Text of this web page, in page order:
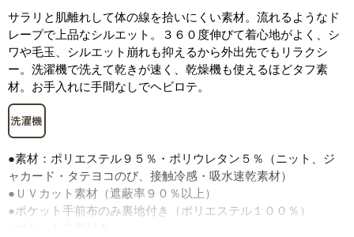
サラリと肌離れして体の線を拾いにくい素材。流れるようなド
レープで上品なシルエット。３６０度伸びて着心地がよく、シ
ワや毛玉、シルエット崩れも抑えるから外出先でもリラクシ
ー。洗濯機で洗えて乾きが速く、乾燥機も使えるほどタフ素
材。お手入れに手間なしでヘビロテ。
●素材：ポリエステル９５％・ポリウレタン５％（ニット、ジ
ャカード・タテヨコのび、接触冷感・吸水速乾素材）
●ＵＶカット素材（遮蔽率９０％以上）
●ポケット手前布のみ裏地付き（ポリエステル１００％）